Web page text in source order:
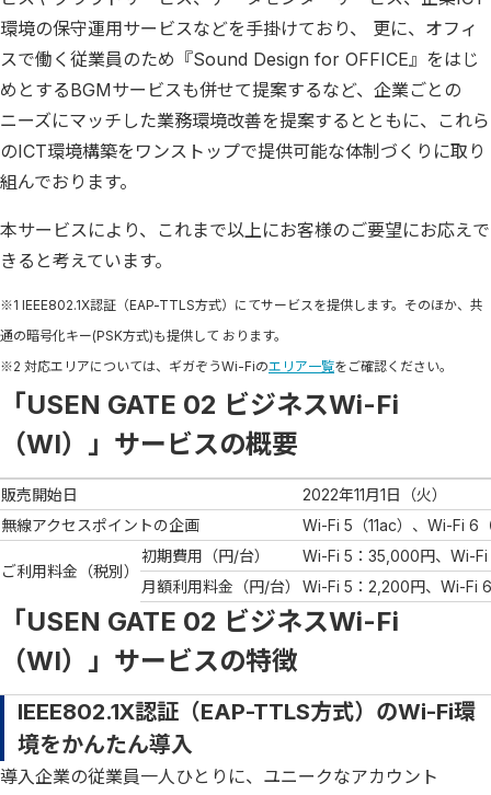
環境の保守運用サービスなどを手掛けており、 更に、オフィ
スで働く従業員のため『Sound Design for OFFICE』をはじ
めとするBGMサービスも併せて提案するなど、企業ごとの
ニーズにマッチした業務環境改善を提案するとともに、これら
のICT環境構築をワンストップで提供可能な体制づくりに取り
組んでおります。
本サービスにより、これまで以上にお客様のご要望にお応えで
きると考えています。
※1 IEEE802.1X認証（EAP-TTLS方式）にてサービスを提供します。そのほか、共
通の暗号化キー(PSK方式)も提供して おります。
※2 対応エリアについては、ギガぞうWi-Fiのエリア一覧をご確認ください。
「USEN GATE 02 ビジネスWi-Fi
（WI）」サービスの概要
販売開始日
2022年11月1日（火）
無線アクセスポイントの企画
Wi-Fi 5（11ac）、Wi-Fi 6
ご利用料金（税別）
初期費用（円/台）
Wi-Fi 5：35,000円、Wi-
月額利用料金（円/台）
Wi-Fi 5：2,200円、Wi-Fi
「USEN GATE 02 ビジネスWi-Fi
（WI）」サービスの特徴
IEEE802.1X認証（EAP-TTLS方式）のWi-Fi環
境をかんたん導入
導入企業の従業員一人ひとりに、ユニークなアカウント